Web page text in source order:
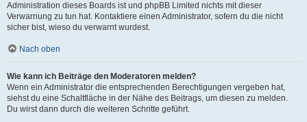
Administration dieses Boards ist und phpBB Limited nichts mit dieser
Verwarnung zu tun hat. Kontaktiere einen Administrator, sofern du die nicht
sicher bist, wieso du verwarnt wurdest.
Nach oben
Wie kann ich Beiträge den Moderatoren melden?
Wenn ein Administrator die entsprechenden Berechtigungen vergeben hat,
siehst du eine Schaltfläche in der Nähe des Beitrags, um diesen zu melden.
Du wirst dann durch die weiteren Schritte geführt.